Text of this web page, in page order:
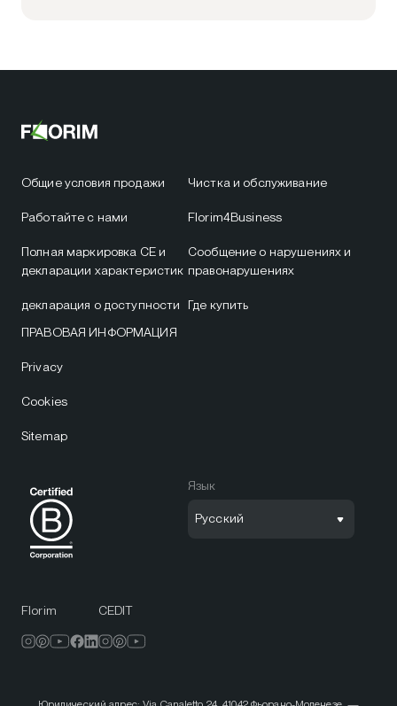
Общие условия продажи
Работайте с нами
Полная маркировка CE и
декларации характеристик
декларация о доступности
Чистка и обслуживание
Florim4Business
Сообщение о нарушениях и
правонарушениях
Где купить
ПРАВОВАЯ ИНФОРМАЦИЯ
Privacy
Cookies
Sitemap
Язык
Русский
Florim CEDIT